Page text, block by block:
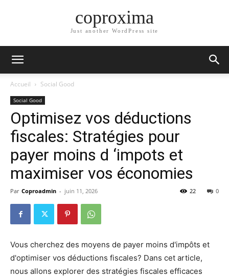
coproxima
Just another WordPress site
Accueil Social Good
Social Good
Optimisez vos déductions
fiscales: Stratégies pour
payer moins d ‘impots et
maximiser vos économies
Par Coproadmin - juin 11, 2026 0
22
Vous cherchez des moyens de payer moins d'impôts et
d'optimiser vos déductions fiscales? Dans cet article,
nous allons explorer des stratégies fiscales efficaces